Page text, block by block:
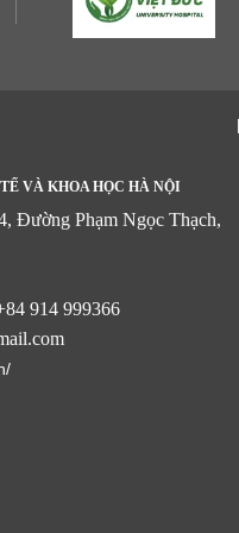
VÀ KHOA HỌC HÀ NỘI
Đường Phạm Ngọc Thạch,
914 999366